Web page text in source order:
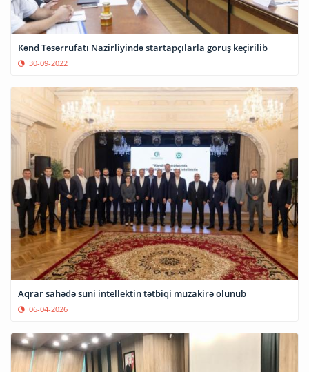
Kənd Təsərrüfatı Nazirliyində startapçılarla görüş keçirilib
30-09-2022
Aqrar sahədə süni intellektin tətbiqi müzakirə olunub
06-04-2026